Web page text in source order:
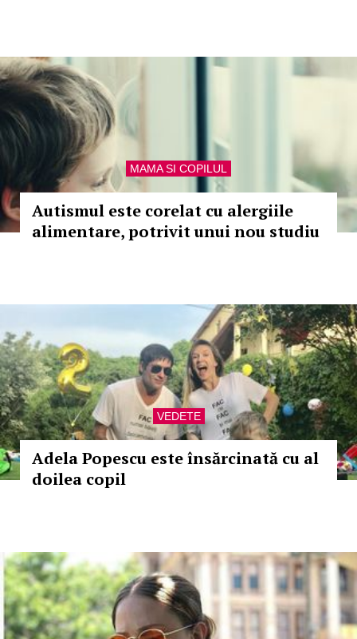
MAMA SI COPILUL
Autismul este corelat cu alergiile
alimentare, potrivit unui nou studiu
VEDETE
Adela Popescu este însărcinată cu al
doilea copil